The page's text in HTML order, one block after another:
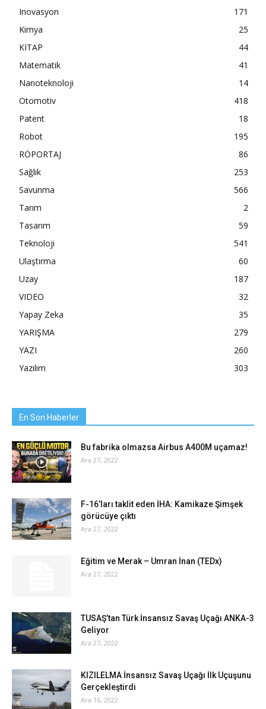
Inovasyon
171
Kimya
25
KITAP
44
Matematik
41
Nanoteknoloji
14
Otomotiv
418
Patent
18
Robot
195
RÖPORTAJ
86
Sağlık
253
Savunma
566
Tarım
2
Tasarım
59
Teknoloji
541
Ulaştırma
60
Uzay
187
VIDEO
32
Yapay Zeka
35
YARIŞMA
279
YAZI
260
Yazılım
303
En Son Haberler
Bu fabrika olmazsa Airbus A400M uçamaz!
Ara 27, 2022
F-16’ları taklit eden İHA: Kamikaze Şimşek
görücüye çıktı
Ara 27, 2022
Eğitim ve Merak – Umran İnan (TEDx)
Ara 27, 2022
TUSAŞ’tan Türk İnsansız Savaş Uçağı ANKA-3
Geliyor
Ara 27, 2022
KIZILELMA İnsansız Savaş Uçağı İlk Uçuşunu
Gerçekleştirdi
Ara 16, 2022